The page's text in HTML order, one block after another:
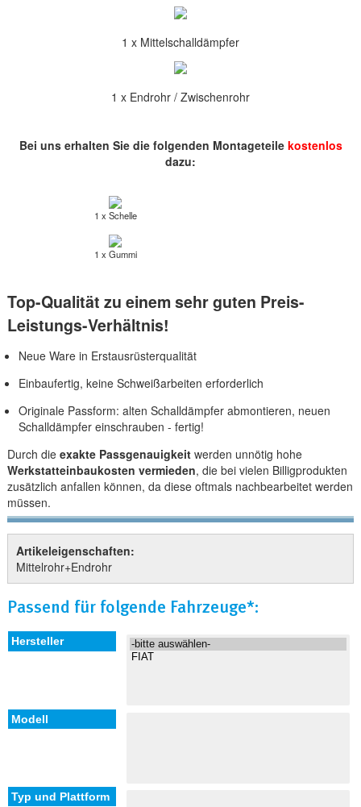
1 x Mittelschalldämpfer
1 x Endrohr / Zwischenrohr
Bei uns erhalten Sie die folgenden Montageteile kostenlos
dazu:
1 x Schelle
1 x Gummi
Top-Qualität zu einem sehr guten Preis-
Leistungs-Verhältnis!
Neue Ware in Erstausrüsterqualität
Einbaufertig, keine Schweißarbeiten erforderlich
Originale Passform: alten Schalldämpfer abmontieren, neuen
Schalldämpfer einschrauben - fertig!
Durch die exakte Passgenauigkeitwerden unnötig hohe
Werkstatteinbaukosten vermieden, die bei vielen Billigprodukten
zusätzlich anfallen können, da diese oftmals nachbearbeitet werden
müssen.
Artikeleigenschaften:
Mittelrohr+Endrohr
Passend für folgende Fahrzeuge*: